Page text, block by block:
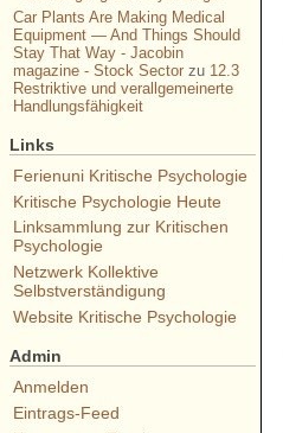
Car Plants Are Making Medical
Equipment — And Things Should
Stay That Way - Jacobin
magazine - Stock Sectorzu 12.3
Restriktive und verallgemeinerte
Handlungsfähigkeit
Links
Ferienuni Kritische Psychologie
Kritische Psychologie Heute
Linksammlung zur Kritischen
Psychologie
Netzwerk Kollektive
Selbstverständigung
Website Kritische Psychologie
Admin
Anmelden
Eintrags-Feed